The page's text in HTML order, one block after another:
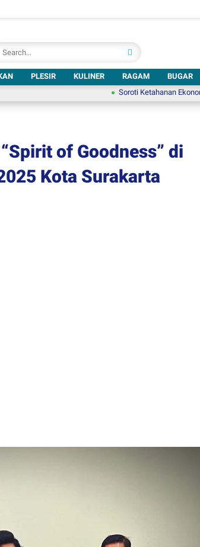
PLESIR KULINER RAGAM BUGAR
Soroti Ketahanan Ekonomi
of Goodness” di
Kota Surakarta